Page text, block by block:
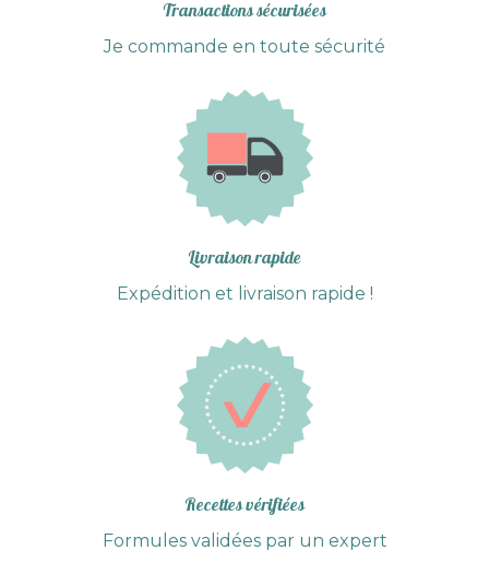
Transactions sécurisées
Je commande en toute sécurité
Livraison rapide
Expédition et livraison rapide !
Recettes vérifiées
Formules validées par un expert